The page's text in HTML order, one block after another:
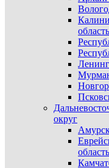
область
округ
область